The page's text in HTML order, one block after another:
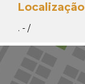
Localização
. - /